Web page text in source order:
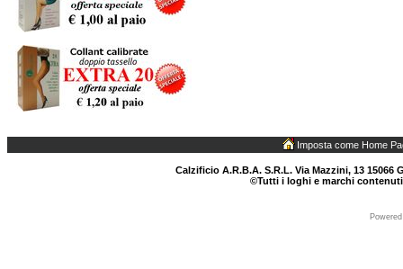
Imposta come Home
Calzificio A.R.B.A. S.R.L. Via Mazzini, 13 15066
©Tutti i loghi e marchi